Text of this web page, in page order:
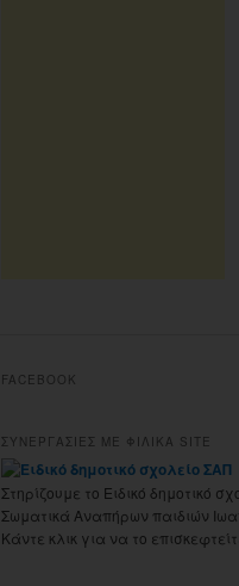
FACEBOOK
ΣΥΝΕΡΓΑΣΙΕΣ ΜΕ ΦΙΛΙΚΑ SITE
Στηρίζουμε το Ειδικό δημοτικό
Σωματικά Αναπήρων παιδιών
Κάντε κλικ για να το